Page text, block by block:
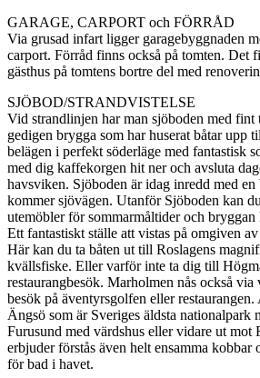
GARAGE, CARPORT och FÖRRÅD
Via grusad infart ligger garagebyggnaden
carport. Förråd finns också på tomten. Det
gästhus på tomtens bortre del med
SJÖBOD/STRANDVISTELSE
Vid strandlinjen har man sjöboden med fint
gedigen brygga som har huserat båtar upp
belägen i perfekt söderläge med fantastisk
med dig kaffekorgen hit ner och avsluta
havsviken. Sjöboden är idag inredd med
kommer sjövägen. Utanför Sjöboden kan
utemöbler för sommarmåltider och bryggan
Ett fantastiskt ställe att vistas på omgiven
Här kan du ta båten ut till Roslagens
kvällsfiske. Eller varför inte ta dig till
restaurangbesök. Marholmen nås också via
besök på äventyrsgolfen eller
Ängsö som är Sveriges äldsta nationalpark
Furusund med värdshus eller vidare ut mot
erbjuder förstås även helt ensamma kobbar
för bad i havet.